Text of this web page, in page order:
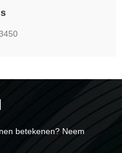
betekenen? Neem